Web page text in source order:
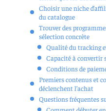
Choisir une niche
du catalogue
Trouver des
sélection concrète
Qualité du tracking
Capacité à convertir
Conditions de
Premiers contenus et
déclenchent l’achat
Questions fréquentes